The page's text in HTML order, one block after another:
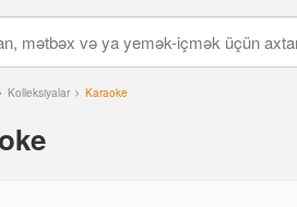
Kolleksiyalar Karaoke